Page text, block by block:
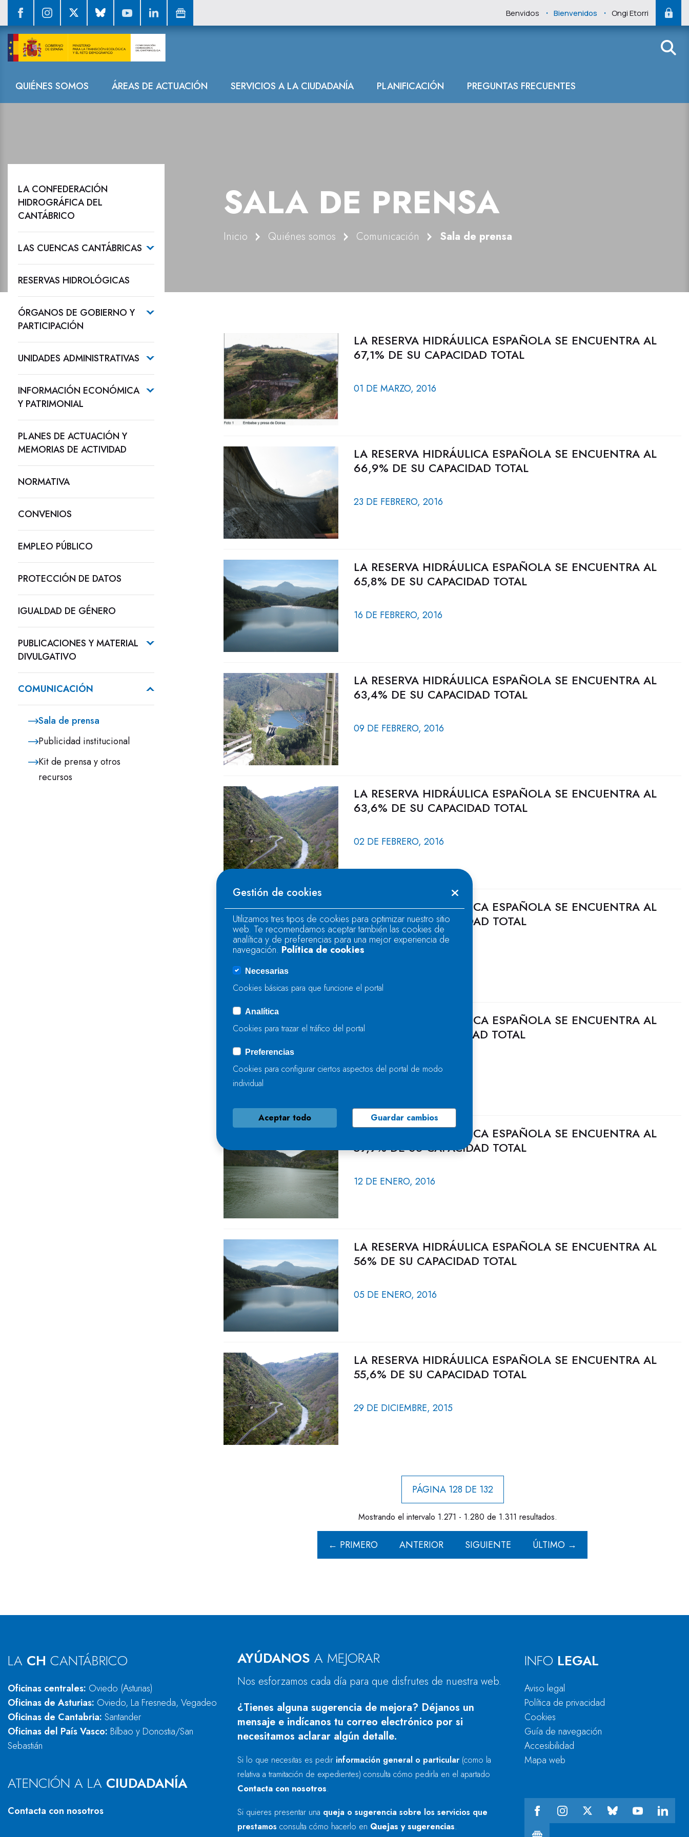
Benvidos . Bienvenidos . Ongi Etorri
Navegación
QUIÉNES SOMOS ÁREAS DE ACTUACIÓN SERVICIOS A LA CIUDADANÍA PLANIFICACIÓN PREGUNTAS FRECUENTES
Sala de prensa
SALA DE PRENSA
Inicio Quiénes somos Comunicación Sala de prensa
LA CONFEDERACIÓN
HIDROGRÁFICA DEL
CANTÁBRICO
LAS CUENCAS CANTÁBRICAS
RESERVAS HIDROLÓGICAS
ÓRGANOS DE GOBIERNO Y
PARTICIPACIÓN
UNIDADES ADMINISTRATIVAS
INFORMACIÓN ECONÓMICA
Y PATRIMONIAL
PLANES DE ACTUACIÓN Y
MEMORIAS DE ACTIVIDAD
NORMATIVA
CONVENIOS
EMPLEO PÚBLICO
PROTECCIÓN DE DATOS
IGUALDAD DE GÉNERO
PUBLICACIONES Y MATERIAL
DIVULGATIVO
COMUNICACIÓN
Sala de prensa
Publicidad institucional
Kit de prensa y otros
recursos
LA RESERVA HIDRÁULICA ESPAÑOLA SE ENCUENTRA AL
67,1% DE SU CAPACIDAD TOTAL
01 DE MARZO, 2016
LA RESERVA HIDRÁULICA ESPAÑOLA SE ENCUENTRA AL
66,9% DE SU CAPACIDAD TOTAL
23 DE FEBRERO, 2016
LA RESERVA HIDRÁULICA ESPAÑOLA SE ENCUENTRA AL
65,8% DE SU CAPACIDAD TOTAL
16 DE FEBRERO, 2016
LA RESERVA HIDRÁULICA ESPAÑOLA SE ENCUENTRA AL
63,4% DE SU CAPACIDAD TOTAL
09 DE FEBRERO, 2016
LA RESERVA HIDRÁULICA ESPAÑOLA SE ENCUENTRA AL
63,6% DE SU CAPACIDAD TOTAL
02 DE FEBRERO, 2016
LA RESERVA HIDRÁULICA ESPAÑOLA SE ENCUENTRA AL
63,5% DE SU CAPACIDAD TOTAL
26 DE ENERO, 2016
LA RESERVA HIDRÁULICA ESPAÑOLA SE ENCUENTRA AL
63,1% DE SU CAPACIDAD TOTAL
19 DE ENERO, 2016
LA RESERVA HIDRÁULICA ESPAÑOLA SE ENCUENTRA AL
59,9% DE SU CAPACIDAD TOTAL
12 DE ENERO, 2016
LA RESERVA HIDRÁULICA ESPAÑOLA SE ENCUENTRA AL
56% DE SU CAPACIDAD TOTAL
05 DE ENERO, 2016
LA RESERVA HIDRÁULICA ESPAÑOLA SE ENCUENTRA AL
55,6% DE SU CAPACIDAD TOTAL
29 DE DICIEMBRE, 2015
PÁGINA 128 DE 132
Mostrando el intervalo 1.271 - 1.280 de 1.311 resultados.
← PRIMERO ANTERIOR SIGUIENTE ÚLTIMO →
LA CH CANTÁBRICO
Oficinas centrales: Oviedo (Asturias)
Oficinas de Asturias: Oviedo, La Fresneda, Vegadeo
Oficinas de Cantabria: Santander
Oficinas del País Vasco: Bilbao y Donostia/San
Sebastián
ATENCIÓN A LA CIUDADANÍA
Contacta con nosotros
AYÚDANOS A MEJORAR
Nos esforzamos cada día para que disfrutes de nuestra web.
¿Tienes alguna sugerencia de mejora? Déjanos un
mensaje e indícanos tu correo electrónico por si
necesitamos aclarar algún detalle.
Si lo que necesitas es pedir información general o particular (como la
relativa a tramitación de expedientes) consulta cómo pedirla en el apartado
Contacta con nosotros.
Si quieres presentar una queja o sugerencia sobre los servicios que
prestamos consulta cómo hacerlo en Quejas y sugerencias.
INFO LEGAL
Aviso legal
Política de privacidad
Cookies
Guía de navegación
Accesibilidad
Mapa web
Gestión de cookies
Utilizamos tres tipos de cookies para optimizar nuestro sitio
web. Te recomendamos aceptar también las cookies de
analítica y de preferencias para una mejor experiencia de
navegación. Política de cookies
Necesarias
Cookies básicas para que funcione el portal
Analítica
Cookies para trazar el tráfico del portal
Preferencias
Cookies para configurar ciertos aspectos del portal de modo
individual
Aceptar todo Guardar cambios